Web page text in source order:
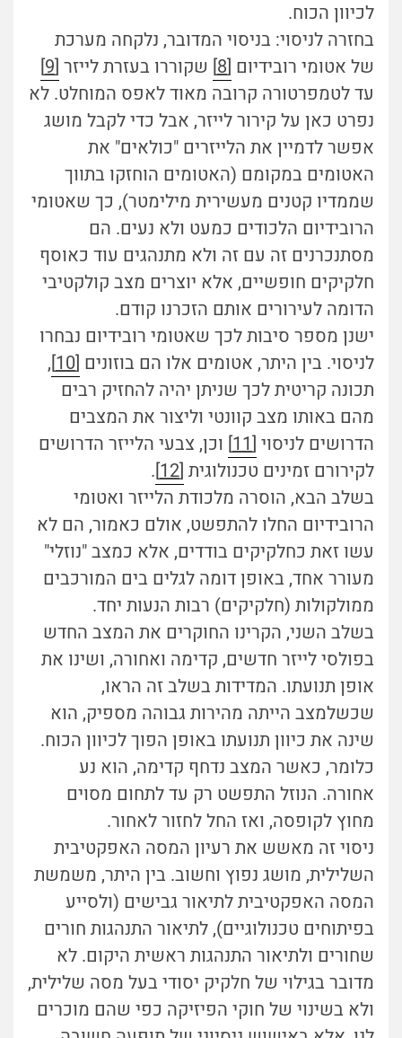
לכיוון הכוח.
בחזרה לניסוי: בניסוי המדובר, נלקחה מערכת
של אטומי רובידיום [8] שקוררו בעזרת לייזר [9]
עד לטמפרטורה קרובה מאוד לאפס המוחלט. לא
נפרט כאן על קירור לייזר, אבל כדי לקבל מושג
אפשר לדמיין את הלייזרים "כולאים" את
האטומים במקומם (האטומים הוחזקו בתווך
שממדיו קטנים מעשירית מילימטר), כך שאטומי
הרובידיום הלכודים כמעט ולא נעים. הם
מסתנכרנים זה עם זה ולא מתנהגים עוד כאוסף
חלקיקים חופשיים, אלא יוצרים מצב קולקטיבי
הדומה לעירורים אותם הזכרנו קודם.
ישנן מספר סיבות לכך שאטומי רובידיום נבחרו
לניסוי. בין היתר, אטומים אלו הם בוזונים [10]
,
תכונה קריטית לכך שניתן יהיה להחזיק רבים
מהם באותו מצב קוונטי וליצור את המצבים
הדרושים לניסוי [11]
וכן, צבעי הלייזר הדרושים
לקירורם זמינים טכנולוגית [12]
.
בשלב הבא, הוסרה מלכודת הלייזר ואטומי
הרובידיום החלו להתפשט, אולם כאמור, הם לא
עשו זאת כחלקיקים בודדים, אלא כמצב "נוזלי"
מעורר אחד, באופן דומה לגלים בים המורכבים
ממולקולות (חלקיקים) רבות הנעות יחד.
בשלב השני, הקרינו החוקרים את המצב החדש
בפולסי לייזר חדשים, קדימה ואחורה, ושינו את
אופן תנועתו. המדידות בשלב זה הראו,
שכשלמצב הייתה מהירות גבוהה מספיק, הוא
שינה את כיוון תנועתו באופן הפוך לכיוון הכוח.
כלומר, כאשר המצב נדחף קדימה, הוא נע
אחורה. הנוזל התפשט רק עד לתחום מסוים
מחוץ לקופסה, ואז החל לחזור לאחור.
ניסוי זה מאשש את רעיון המסה האפקטיבית
השלילית, מושג נפוץ וחשוב. בין היתר, משמשת
המסה האפקטיבית לתיאור גבישים (ולסייע
בפיתוחים טכנולוגיים), לתיאור התנהגות חורים
שחורים ולתיאור התנהגות ראשית היקום. לא
מדובר בגילוי של חלקיק יסודי בעל מסה שלילית,
ולא בשינוי של חוקי הפיזיקה כפי שהם מוכרים